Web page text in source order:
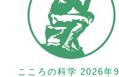
こころの科学 2026年9